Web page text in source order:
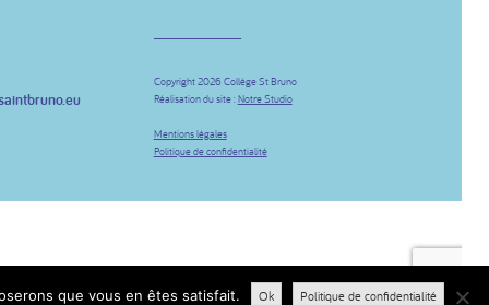
Copyright 2026 Collège St Bruno
Réalisation du site : Notre Studio
Mentions légales
Politique de confidentialité
que vous en êtes satisfait. Ok Politique de confidentialité